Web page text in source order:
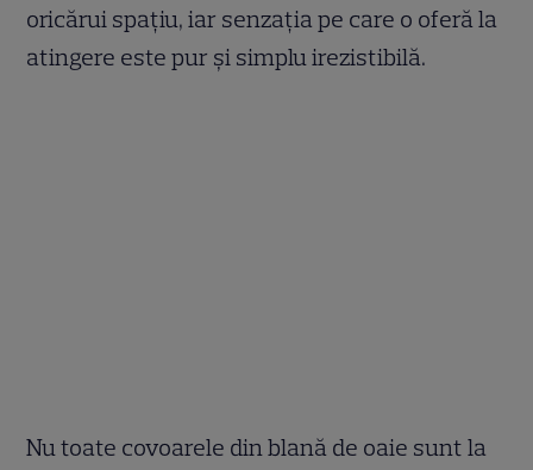
oricărui spațiu, iar senzația pe care o oferă la
atingere este pur și simplu irezistibilă.
Nu toate covoarele din blană de oaie sunt la